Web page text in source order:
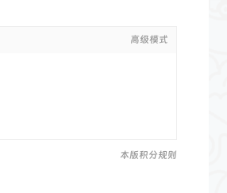
高级模式
本版积分规则